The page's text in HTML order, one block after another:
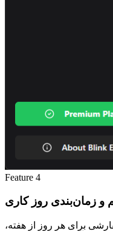
Feature 4
و زمان‌بندی روز کاری
برای هر روز از هفته،